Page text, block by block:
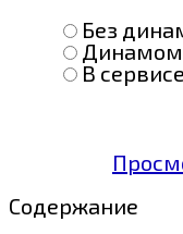
Без
В
Содержание